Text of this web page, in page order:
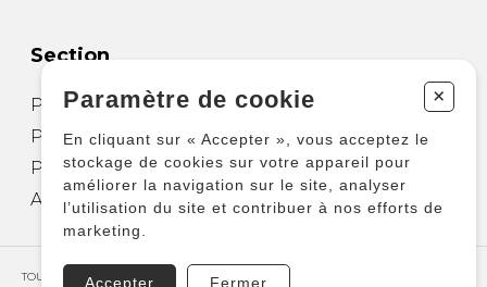
Section
Partitions pour guitare
Partitions pour autres instruments
Partitions pour ensembles
Autres produits
TOUS DROITS RÉSERVÉS © COPYRIGHT 2026 – PRODUCTIONS D'OZ
Paramètre de cookie +
En cliquant sur « Accepter », vous acceptez le
stockage de cookies sur votre appareil pour
améliorer la navigation sur le site, analyser
l’utilisation du site et contribuer à nos efforts de
marketing.
Accepter Fermer